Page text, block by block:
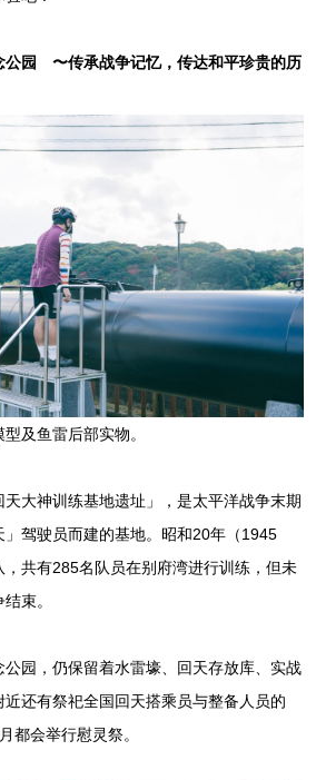
公园 〜传承战争记忆，传达和平珍贵的历
及鱼雷后部实物。
大神训练基地遗址」，是太平洋战争末期
」驾驶员而建的基地。昭和20年（1945
共有285名队员在别府湾进行训练，但未
束。
园，仍保留着水雷壕、回天存放库、实战
还有祭祀全国回天搭乘员与整备人员的
都会举行慰灵祭。